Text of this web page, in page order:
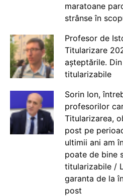
maratoane
strânse în
Profesor de
Titularizare
așteptările.
titularizabile
Sorin Ion,
profesorilor
Titularizarea,
post pe
ultimii ani am
poate de bine
titularizabile /
garanta de la
post